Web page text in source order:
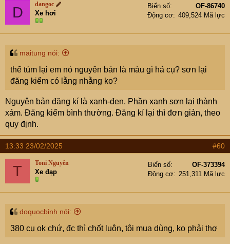
D dangoc
Xe hơi
Biển số
OF-86740
Động cơ
409,524 Mã lực
maitung nói:
thế túm lại em nó nguyên bản là màu gì hả cụ? sơn lại
đăng kiểm có lằng nhằng ko?
Nguyên bản đăng kí là xanh-đen. Phần xanh sơn lại thành
xám. Đăng kiểm bình thường. Đăng kí lại thì đơn giản, theo
quy định.
13:33 23/02/2025 #60
T Toni Nguyễn
Xe đạp
Biển số
OF-373394
Động cơ
251,311 Mã lực
doquocbinh nói:
380 cụ ok chứ, đc thì chốt luôn, tôi mua dùng, ko phải thợ